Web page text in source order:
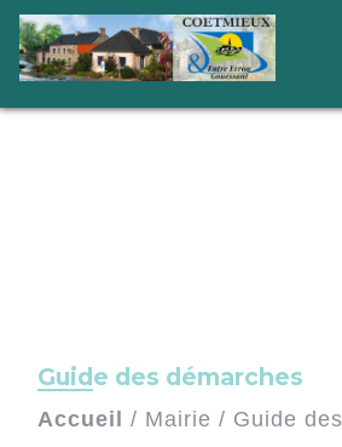
Guide des démarches
Accueil / Mairie / Guide